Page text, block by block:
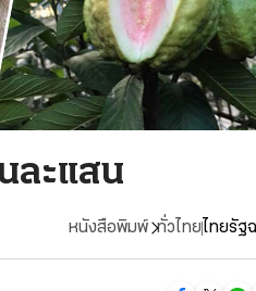
ละแสน
หนังสือพิมพ์ ทั่วไทยไทยรัฐ